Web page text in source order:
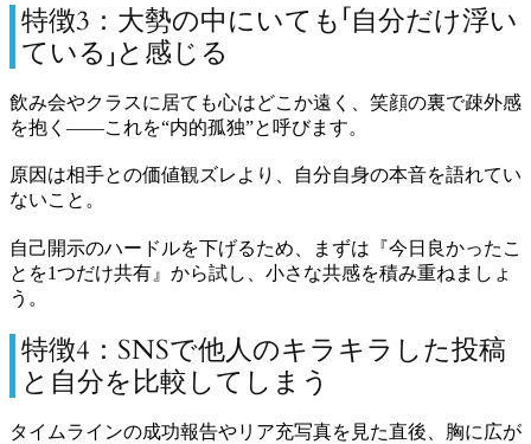
特徴3：大勢の中にいても「自分だけ浮い
ている」と感じる
飲み会やクラスに居ても心はどこか遠く、笑顔の裏で疎外感
を抱く——これを“内的孤独”と呼びます。
原因は相手との価値観ズレより、自分自身の本音を語れてい
ないこと。
自己開示のハードルを下げるため、まずは『今日良かったこ
とを1つだけ共有』から試し、小さな共感を積み重ねましょ
う。
特徴4：SNSで他人のキラキラした投稿
と自分を比較してしまう
タイムラインの成功報告やリア充写真を見た直後、胸に広が